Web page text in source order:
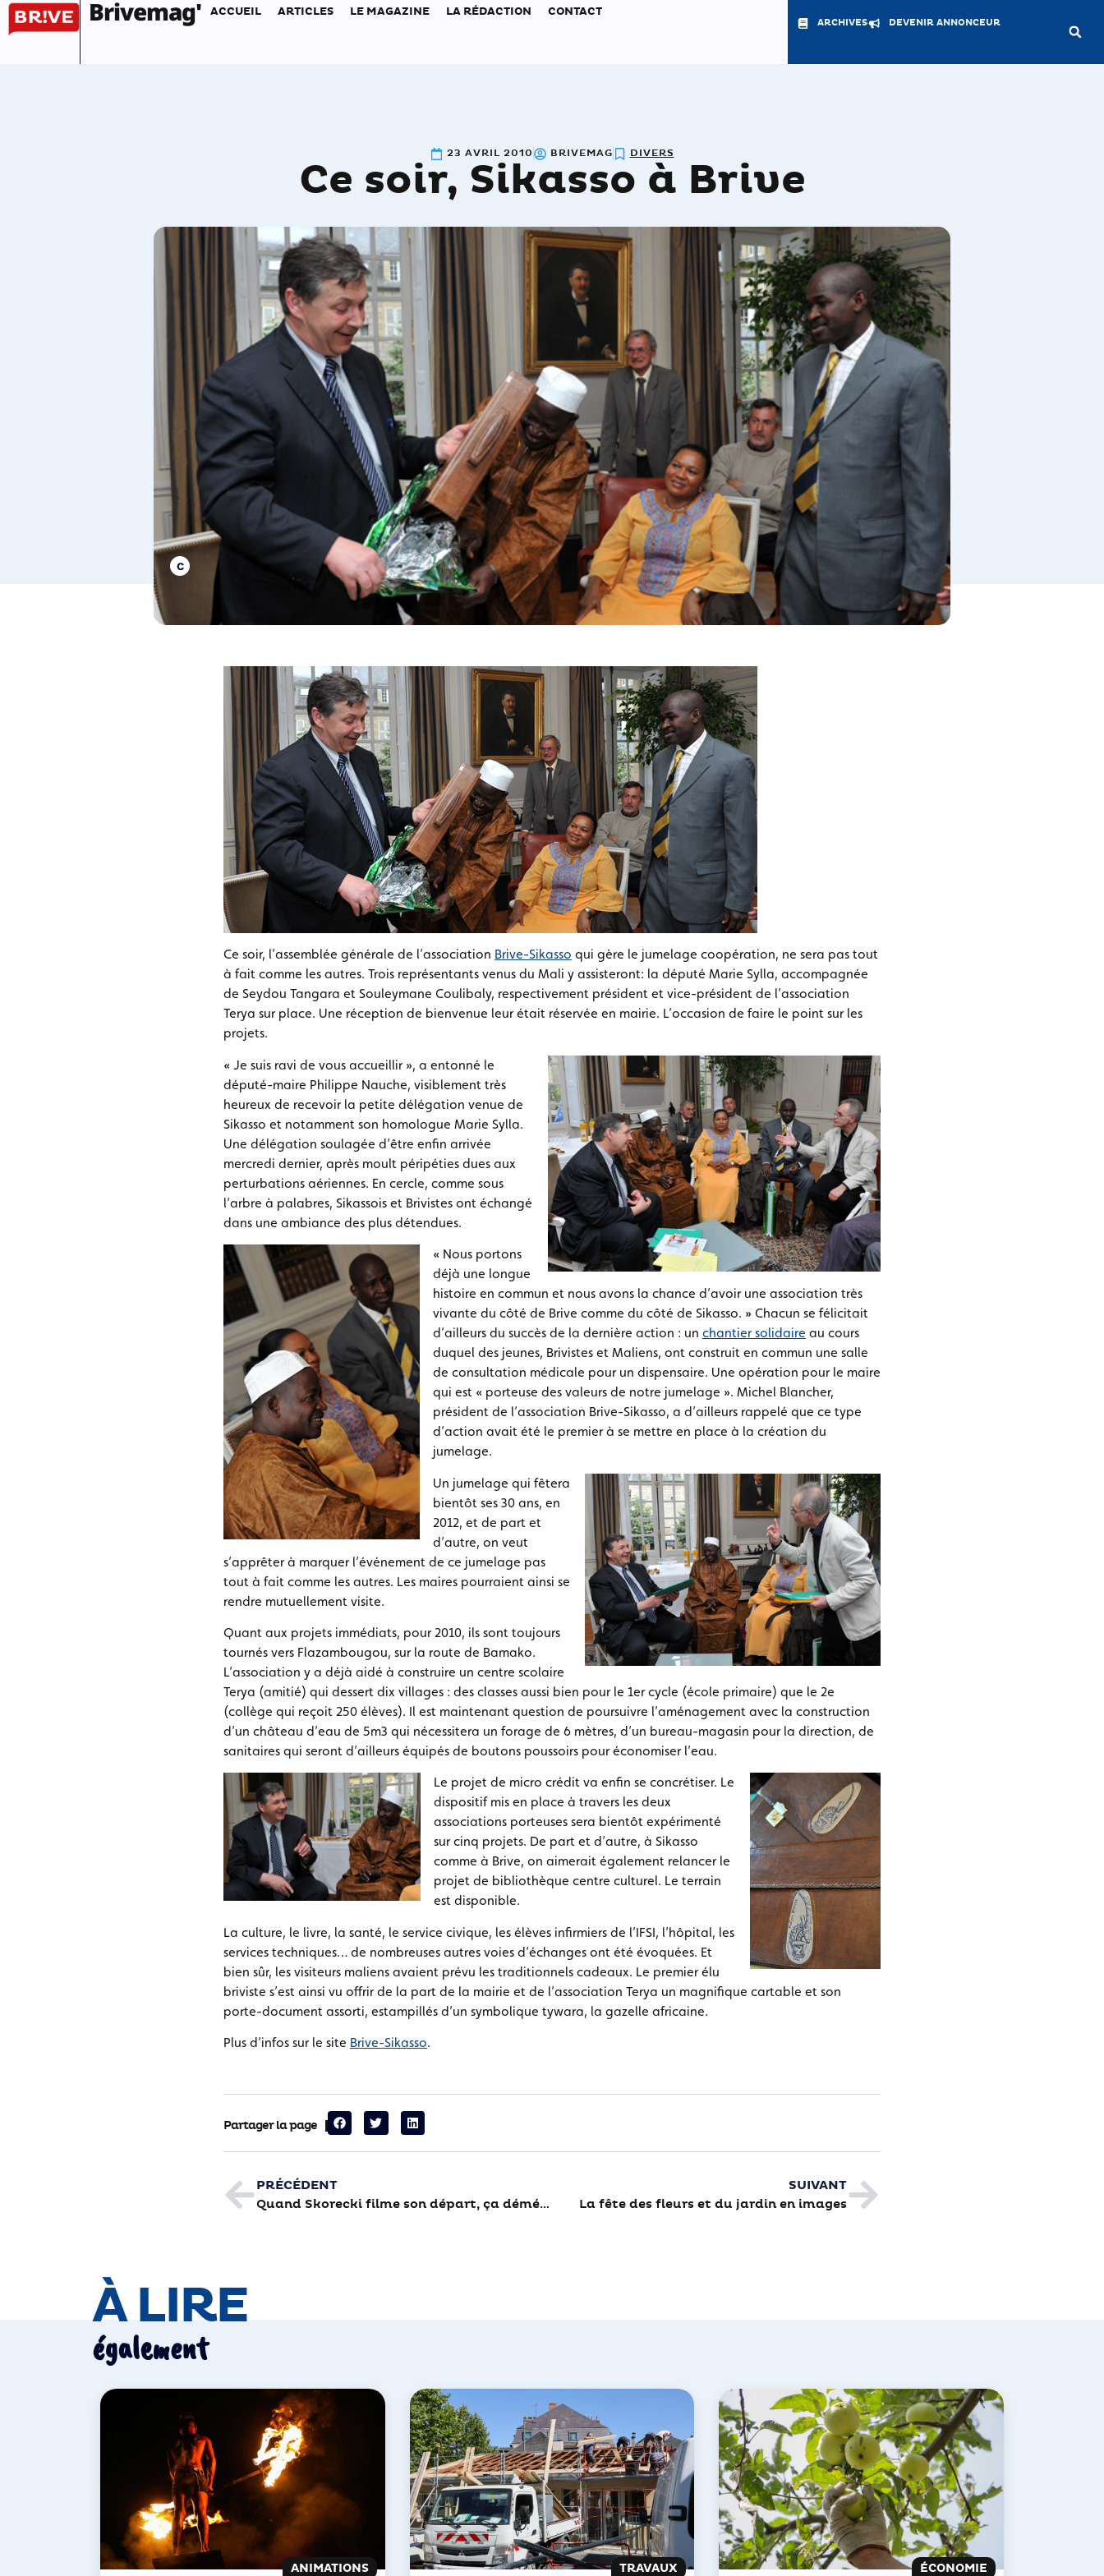
Brivemag' ACCUEIL ARTICLES LE MAGAZINE LA RÉDACTION CONTACT
ARCHIVES DEVENIR ANNONCEUR
23 AVRIL 2010 BRIVEMAG DIVERS
Ce soir, Sikasso à Brive
Ce soir, l’assemblée générale de l’association Brive-Sikasso qui gère le jumelage coopération, ne sera pas tout
à fait comme les autres. Trois représentants venus du Mali y assisteront: la député Marie Sylla, accompagnée
de Seydou Tangara et Souleymane Coulibaly, respectivement président et vice-président de l’association
Terya sur place. Une réception de bienvenue leur était réservée en mairie. L’occasion de faire le point sur les
projets.
« Je suis ravi de vous accueillir », a entonné le
député-maire Philippe Nauche, visiblement très
heureux de recevoir la petite délégation venue de
Sikasso et notamment son homologue Marie Sylla.
Une délégation soulagée d’être enfin arrivée
mercredi dernier, après moult péripéties dues aux
perturbations aériennes. En cercle, comme sous
l’arbre à palabres, Sikassois et Brivistes ont échangé
dans une ambiance des plus détendues.
« Nous portons
déjà une longue
histoire en commun et nous avons la chance d’avoir une association très
vivante du côté de Brive comme du côté de Sikasso. » Chacun se félicitait
d’ailleurs du succès de la dernière action : un chantier solidaire au cours
duquel des jeunes, Brivistes et Maliens, ont construit en commun une salle
de consultation médicale pour un dispensaire. Une opération pour le maire
qui est « porteuse des valeurs de notre jumelage ». Michel Blancher,
président de l’association Brive-Sikasso, a d’ailleurs rappelé que ce type
d’action avait été le premier à se mettre en place à la création du
jumelage.
Un jumelage qui fêtera
bientôt ses 30 ans, en
2012, et de part et
d’autre, on veut
s’apprêter à marquer l’événement de ce jumelage pas
tout à fait comme les autres. Les maires pourraient ainsi se
rendre mutuellement visite.
Quant aux projets immédiats, pour 2010, ils sont toujours
tournés vers Flazambougou, sur la route de Bamako.
L’association y a déjà aidé à construire un centre scolaire
Terya (amitié) qui dessert dix villages : des classes aussi bien pour le 1er cycle (école primaire) que le 2e
(collège qui reçoit 250 élèves). Il est maintenant question de poursuivre l’aménagement avec la construction
d’un château d’eau de 5m3 qui nécessitera un forage de 6 mètres, d’un bureau-magasin pour la direction, de
sanitaires qui seront d’ailleurs équipés de boutons poussoirs pour économiser l’eau.
Le projet de micro crédit va enfin se concrétiser. Le
dispositif mis en place à travers les deux
associations porteuses sera bientôt expérimenté
sur cinq projets. De part et d’autre, à Sikasso
comme à Brive, on aimerait également relancer le
projet de bibliothèque centre culturel. Le terrain
est disponible.
La culture, le livre, la santé, le service civique, les élèves infirmiers de l’IFSI, l’hôpital, les
services techniques… de nombreuses autres voies d’échanges ont été évoquées. Et
bien sûr, les visiteurs maliens avaient prévu les traditionnels cadeaux. Le premier élu
briviste s’est ainsi vu offrir de la part de la mairie et de l’association Terya un magnifique cartable et son
porte-document assorti, estampillés d’un symbolique tywara, la gazelle africaine.
Plus d’infos sur le site Brive-Sikasso.
Partager la page
PRÉCÉDENT
Quand Skorecki filme son départ, ça déménage !
SUIVANT
La fête des fleurs et du jardin en images
À LIRE
également
ANIMATIONS TRAVAUX ÉCONOMIE